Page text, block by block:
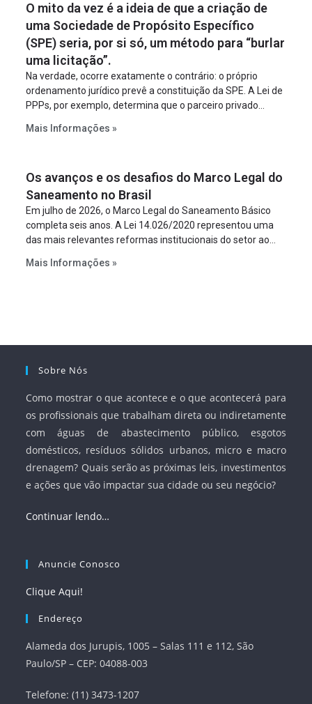
O mito da vez é a ideia de que a criação de
uma Sociedade de Propósito Específico
(SPE) seria, por si só, um método para “burlar
uma licitação”.
Na verdade, ocorre exatamente o contrário: o próprio
ordenamento jurídico prevê a constituição da SPE. A Lei de
PPPs, por exemplo, determina que o parceiro privado
empreendimento. Ou seja, a suposta “fraude à licitação” é
projeto a projeto.
Mais Informações »
Os avanços e os desafios do Marco Legal do
Saneamento no Brasil
Em julho de 2026, o Marco Legal do Saneamento Básico
completa seis anos. A Lei 14.026/2020 representou uma
das mais relevantes reformas institucionais do setor ao
serviços, ampliar a participação da iniciativa privada,
Mais Informações »
Sobre Nós
Como mostrar o que acontece e o que acontecerá para
os profissionais que trabalham direta ou indiretamente
com águas de abastecimento público, esgotos
domésticos, resíduos sólidos urbanos, micro e macro
drenagem? Quais serão as próximas leis, investimentos
e ações que vão impactar sua cidade ou seu negócio?
Continuar lendo…
Anuncie Conosco
Clique Aqui!
Endereço
Alameda dos Jurupis, 1005 – Salas 111 e 112, São
Paulo/SP – CEP: 04088-003
Telefone: (11) 3473-1207